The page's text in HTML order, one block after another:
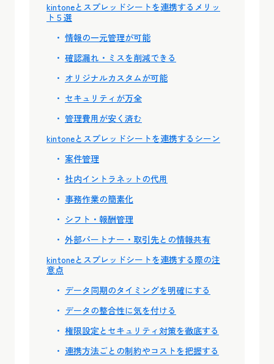
kintoneとスプレッドシートを連携するメリッ
ト５選
情報の一元管理が可能
確認漏れ・ミスを削減できる
オリジナルカスタムが可能
セキュリティが万全
管理費用が安く済む
kintoneとスプレッドシートを連携するシーン
案件管理
社内イントラネットの代用
事務作業の簡素化
シフト・報酬管理
外部パートナー・取引先との情報共有
kintoneとスプレッドシートを連携する際の注
意点
データ同期のタイミングを明確にする
データの整合性に気を付ける
権限設定とセキュリティ対策を徹底する
連携方法ごとの制約やコストを把握する